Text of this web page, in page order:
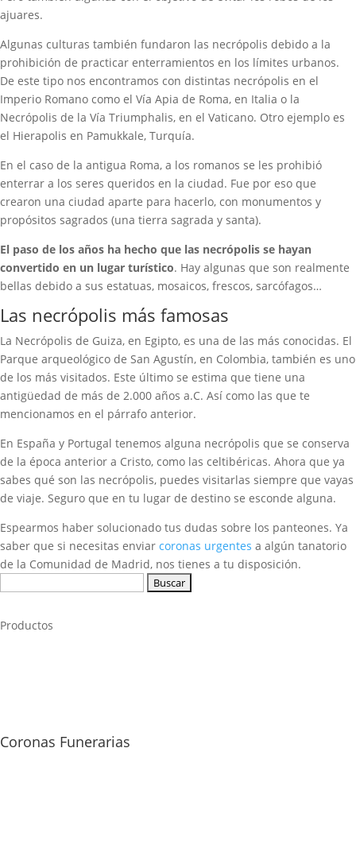
ajuares.
Algunas culturas también fundaron las necrópolis debido a la
prohibición de practicar enterramientos en los límites urbanos.
De este tipo nos encontramos con distintas necrópolis en el
Imperio Romano como el Vía Apia de Roma, en Italia o la
Necrópolis de la Vía Triumphalis, en el Vaticano. Otro ejemplo es
el Hierapolis en Pamukkale, Turquía.
En el caso de la antigua Roma, a los romanos se les prohibió
enterrar a los seres queridos en la ciudad. Fue por eso que
crearon una ciudad aparte para hacerlo, con monumentos y
propósitos sagrados (una tierra sagrada y santa).
El paso de los años ha hecho que las necrópolis se hayan
convertido en un lugar turístico. Hay algunas que son realmente
bellas debido a sus estatuas, mosaicos, frescos, sarcófagos…
Las necrópolis más famosas
La Necrópolis de Guiza, en Egipto, es una de las más conocidas. El
Parque arqueológico de San Agustín, en Colombia, también es uno
de los más visitados. Este último se estima que tiene una
antigüedad de más de 2.000 años a.C. Así como las que te
mencionamos en el párrafo anterior.
En España y Portugal tenemos alguna necrópolis que se conserva
de la época anterior a Cristo, como las celtibéricas. Ahora que ya
sabes qué son las necrópolis, puedes visitarlas siempre que vayas
de viaje. Seguro que en tu lugar de destino se esconde alguna.
Espearmos haber solucionado tus dudas sobre los panteones. Ya
saber que si necesitas enviar coronas urgentes a algún tanatorio
de la Comunidad de Madrid, nos tienes a tu disposición.
Productos
Coronas Funerarias